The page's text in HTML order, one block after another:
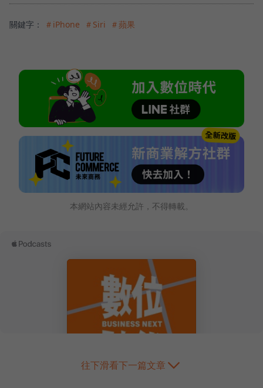
關鍵字： ＃iPhone ＃Siri ＃蘋果
本網站內容未經允許，不得轉載。
往下滑看下一篇文章